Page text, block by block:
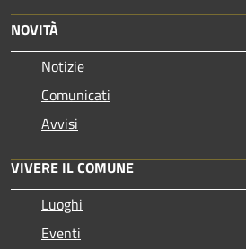
NOVITÀ
Notizie
Comunicati
Avvisi
VIVERE IL COMUNE
Luoghi
Eventi